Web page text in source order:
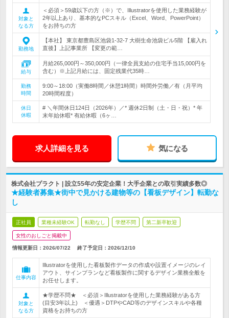
対象と
なる方
＜必須＞59歳以下の方（※）で、Illustratorを使用した業務経験が
2年以上あり、基本的なPCスキル（Excel、Word、PowerPoint）
をお持ちの方
勤務地
【本社】 東京都豊島区池袋1-32-7 大樹生命池袋ビル5階 【雇入れ
直後】上記事業所 【変更の範…
給与
月給265,000円～350,000円（一律全員支給の住宅手当15,000円を
含む）※上記月給には、固定残業代35時…
勤務
時間
9:00～18:00（実働8時間／休憩1時間）時間外労働／有（月平均
20時間程度）
休日
休暇
# ＼年間休日124日（2026年）／* 週休2日制（土・日・祝）* 年
末年始休暇* 有給休暇（6ヶ…
求人詳細を見る 気になる
株式会社プラクト | 設立55年の安定企業！大手企業との取引実績多数◎
★経験者募集★街中で見かける建物等の【看板デザイン】転勤な
し
正社員 業種未経験OK 転勤なし 学歴不問 第二新卒歓迎
女性のおしごと掲載中
情報更新日：2026/07/22 終了予定日： 2026/12/10
仕事内容
Illustratorを使用した看板製作データの作成や設置イメージのレイ
アウト、サインプランなど看板製作に関するデザイン業務全般を
お任せします。
対象と
なる方
★学歴不問★ ＜必須＞Illustratorを使用した業務経験がある方
(目安3年以上) ＜優遇＞DTPやCAD等のデザインスキルや各種
資格をお持ちの方